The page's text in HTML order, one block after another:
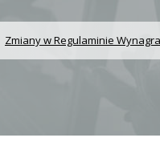
Zmiany w Regulaminie